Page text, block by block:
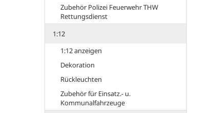
Zubehör Polizei Feuerwehr THW
Rettungsdienst
1:12
1:12 anzeigen
Dekoration
Rückleuchten
Zubehör für Einsatz.- u.
Kommunalfahrzeuge